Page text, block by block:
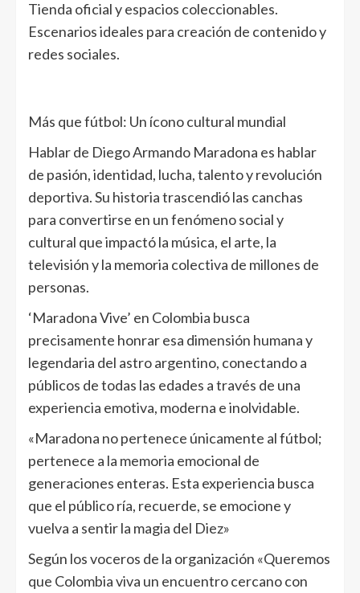
Tienda oficial y espacios coleccionables.
Escenarios ideales para creación de contenido y
redes sociales.
Más que fútbol: Un ícono cultural mundial
Hablar de Diego Armando Maradona es hablar
de pasión, identidad, lucha, talento y revolución
deportiva. Su historia trascendió las canchas
para convertirse en un fenómeno social y
cultural que impactó la música, el arte, la
televisión y la memoria colectiva de millones de
personas.
‘Maradona Vive’ en Colombia busca
precisamente honrar esa dimensión humana y
legendaria del astro argentino, conectando a
públicos de todas las edades a través de una
experiencia emotiva, moderna e inolvidable.
«Maradona no pertenece únicamente al fútbol;
pertenece a la memoria emocional de
generaciones enteras. Esta experiencia busca
que el público ría, recuerde, se emocione y
vuelva a sentir la magia del Diez»
Según los voceros de la organización «Queremos
que Colombia viva un encuentro cercano con